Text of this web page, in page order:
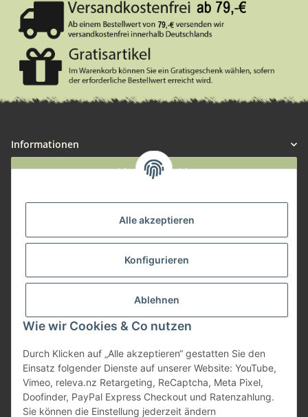
Alle akzeptieren
Konfigurieren
Ablehnen
Wie wir Cookies & Co nutzen
Durch Klicken auf „Alle akzeptieren“ gestatten Sie den
Einsatz folgender Dienste auf unserer Website: YouTube,
Vimeo, releva.nz Retargeting, ReCaptcha, Meta Pixel,
Doofinder, PayPal Express Checkout und Ratenzahlung.
Sie können die Einstellung jederzeit ändern
Informationen
Widerruf anmelden
Herstellerinformationen